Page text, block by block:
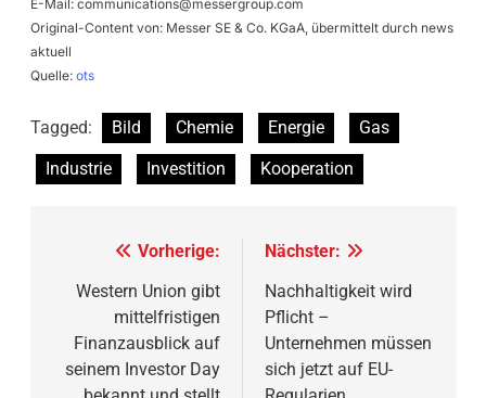
E-Mail: communications@messergroup.com
Original-Content von: Messer SE & Co. KGaA, übermittelt durch news
aktuell
Quelle: ots
Tagged: Bild Chemie Energie
Gas
Industrie
Investition Kooperation
Beitragsnavigation
Vorherige:
Western Union gibt
mittelfristigen
Finanzausblick auf
seinem Investor Day
Nächster:
Nachhaltigkeit wird
Pflicht –
Unternehmen müssen
sich jetzt auf EU-